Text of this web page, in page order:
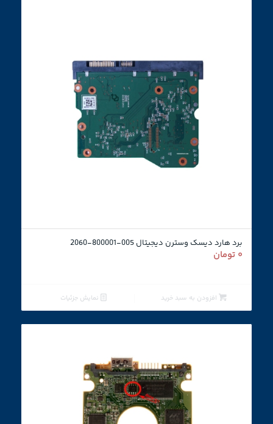
برد هارد دیسک وسترن دیجیتال 005-800001-2060
۰ تومان
افزودن به سبد خرید نمایش جزئیات